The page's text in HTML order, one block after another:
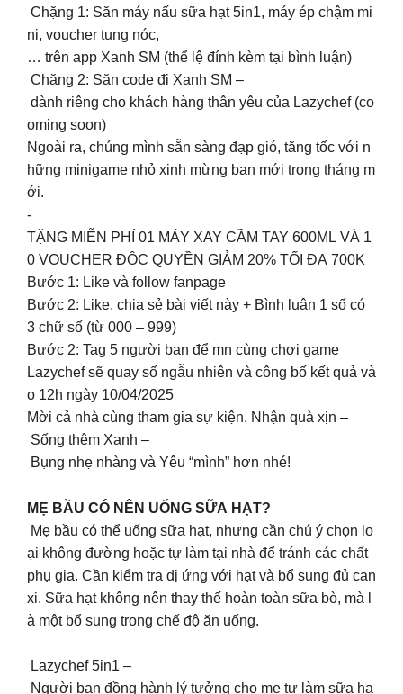
️ Chặng 1: Săn máy nấu sữa hạt 5in1, máy ép chậm mi
ni, voucher tung nóc,
… trên app Xanh SM (thể lệ đính kèm tại bình luận)
️ Chặng 2: Săn code đi Xanh SM –
dành riêng cho khách hàng thân yêu của Lazychef (co
oming soon)
Ngoài ra, chúng mình sẵn sàng đạp gió, tăng tốc với n
hững minigame nhỏ xinh mừng bạn mới trong tháng m
ới.
‐
TẶNG MIỄN PHÍ 01 MÁY XAY CẦM TAY 600ML VÀ 1
0 VOUCHER ĐỘC QUYỀN GIẢM 20% TỐI ĐA 700K
Bước 1: Like và follow fanpage
Bước 2: Like, chia sẻ bài viết này + Bình luận 1 số có
3 chữ số (từ 000 – 999)
Bước 2: Tag 5 người bạn để mn cùng chơi game
Lazychef sẽ quay số ngẫu nhiên và công bố kết quả và
o 12h ngày 10/04/2025
Mời cả nhà cùng tham gia sự kiện. Nhận quà xịn –
Sống thêm Xanh –
Bụng nhẹ nhàng và Yêu “mình” hơn nhé!
MẸ BẦU CÓ NÊN UỐNG SỮA HẠT?
Mẹ bầu có thể uống sữa hạt, nhưng cần chú ý chọn lo
ại không đường hoặc tự làm tại nhà để tránh các chất
phụ gia. Cần kiểm tra dị ứng với hạt và bổ sung đủ can
xi. Sữa hạt không nên thay thế hoàn toàn sữa bò, mà l
à một bổ sung trong chế độ ăn uống.
Lazychef 5in1 –
Người bạn đồng hành lý tưởng cho mẹ tự làm sữa hạ